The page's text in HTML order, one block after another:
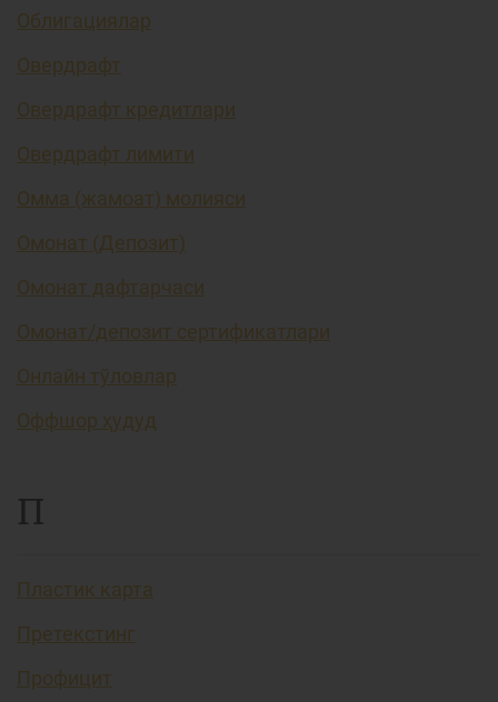
Облигациялар
Овердрафт
Овердрафт кредитлари
Овердрафт лимити
Омма (жамоат) молияси
Омонат (Депозит)
Омонат дафтарчаси
Омонат/депозит сертификатлари
Онлайн тўловлар
Оффшор ҳудуд
П
Пластик карта
Претекстинг
Профицит